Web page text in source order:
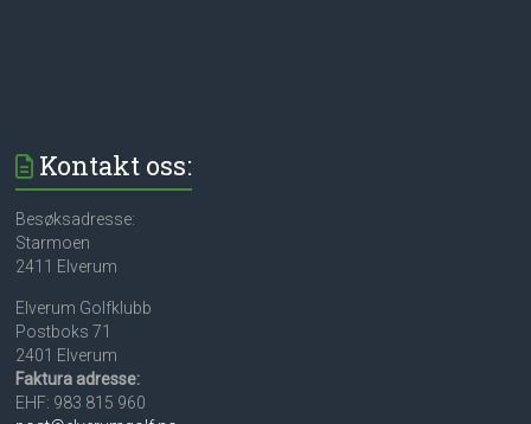
Kontakt oss:
Besøksadresse:
Starmoen
2411 Elverum
Elverum Golfklubb
Postboks 71
2401 Elverum
Faktura adresse:
EHF: 983 815 960